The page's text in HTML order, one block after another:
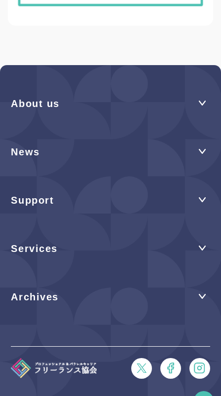
About us
News
Support
Services
Archives